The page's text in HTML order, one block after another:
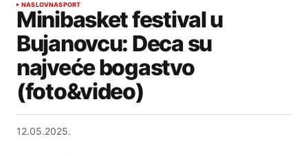
NASLOVNASPORT
Minibasket festival u
Bujanovcu: Deca su
najveće bogastvo
(foto&video)
12.05.2025.